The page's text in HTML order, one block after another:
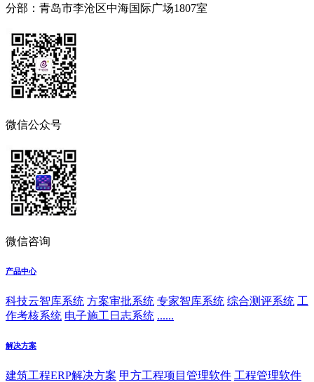
分部：青岛市李沧区中海国际广场1807室
微信公众号
微信咨询
产品中心
科技云智库系统 方案审批系统 专家智库系统 综合测评系统 工
作考核系统 电子施工日志系统 ......
解决方案
建筑工程ERP解决方案 甲方工程项目管理软件 工程管理软件